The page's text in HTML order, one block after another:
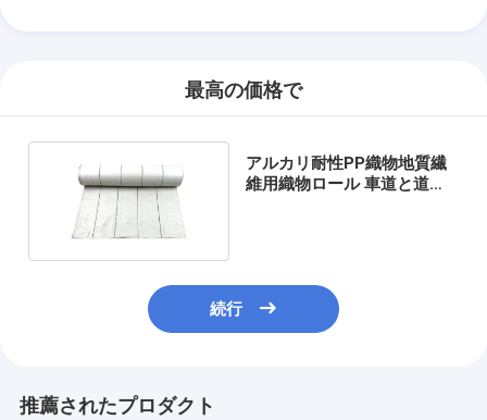
最高の価格で
アルカリ耐性PP織物地質繊
維用織物ロール 車道と道路
続行
推薦されたプロダクト